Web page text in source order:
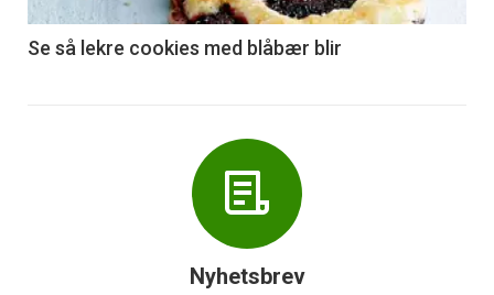
6
Se så lekre cookies med blåbær blir
Nyhetsbrev